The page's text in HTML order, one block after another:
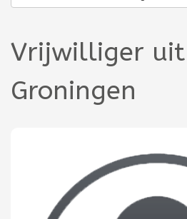
Vrijwilliger uit
Groningen